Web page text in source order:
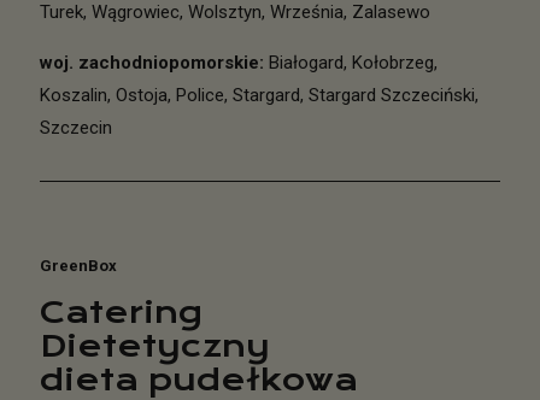
Turek, Wągrowiec, Wolsztyn, Września, Zalasewo
woj. zachodniopomorskie: Białogard, Kołobrzeg,
Koszalin, Ostoja, Police, Stargard, Stargard Szczeciński,
Szczecin
GreenBox
Catering
Dietetyczny
dieta pudełkowa